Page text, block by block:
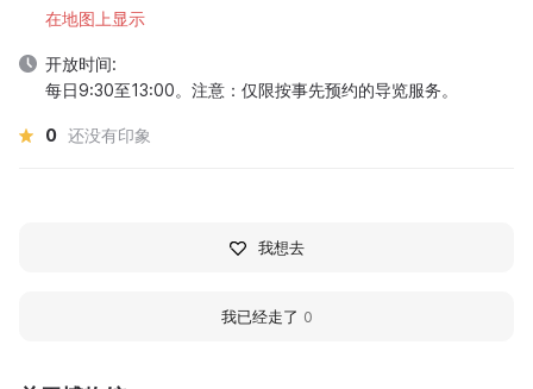
在地图上显示
开放时间:
每日9:30至13:00。注意：仅限按事先预约的导览服务。
0 还没有印象
我想去
我已经走了 0